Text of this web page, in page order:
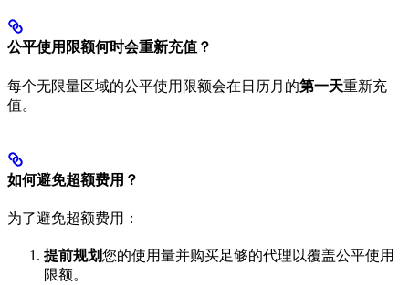
公平使用限额何时会重新充值？
每个无限量区域的公平使用限额会在日历月的第一天重新充
值。
如何避免超额费用？
为了避免超额费用：
提前规划您的使用量并购买足够的代理以覆盖公平使用
限额。